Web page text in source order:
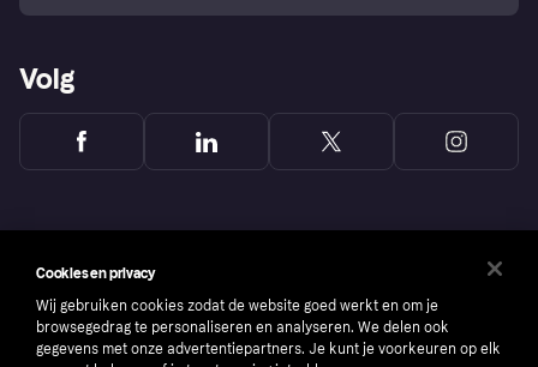
Volg
Cookies en privacy
Wij gebruiken cookies zodat de website goed werkt en om je
browsegedrag te personaliseren en analyseren. We delen ook
gegevens met onze advertentiepartners. Je kunt je voorkeuren op elk